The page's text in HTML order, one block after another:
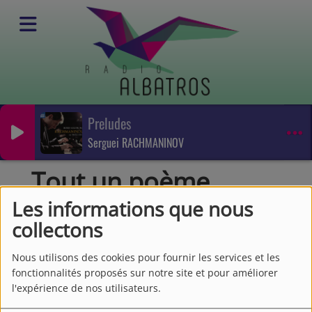
Les informations que nous
collectons
Nous utilisons des cookies pour fournir les services et les
fonctionnalités proposés sur notre site et pour améliorer
l'expérience de nos utilisateurs.
Preludes
Serguei RACHMANINOV
Emissions Emissions culturelles
Tout un poème